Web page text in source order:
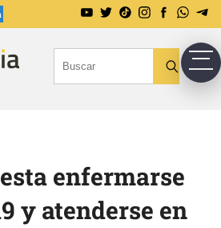
enfermarse
y atenderse en